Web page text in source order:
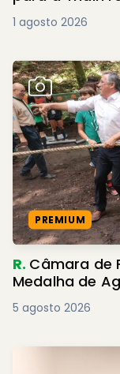
1 agosto 2026
PREMIUM
R. Câmara de
Medalha de
5 agosto 2026